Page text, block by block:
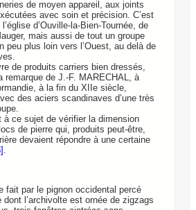
de moyen appareil, aux joints
avec soin et précision. C’est
d’Ouville-la-Bien-Tournée, de
mais aussi de tout un groupe
peu plus loin vers l’Ouest, au delà de
de produits carriers bien dressés,
remarque de J.-F. MARECHAL, à
à la fin du XIIe siècle,
des aciers scandinaves d’une très
à ce sujet de vérifier la dimension
de pierre qui, produits peut-être,
devaient répondre à une certaine
fait par le pignon occidental percé
dont l’archivolte est ornée de zigzags